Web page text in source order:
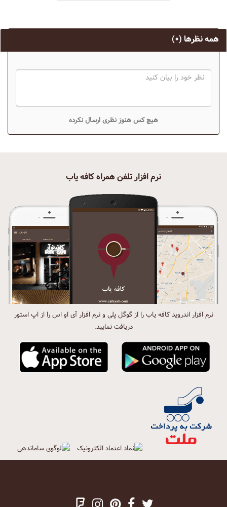
همه نظرها (۰)
هیچ کس هنوز نظری ارسال نکرده
نرم افزار تلفن همراه کافه یاب
نرم افزار اندروید کافه یاب را از گوگل پلی و نرم افزار آی او اس را از اپ استور
دریافت نمایید.